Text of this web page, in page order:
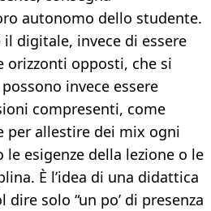
autonomo dello studente.
il digitale, invece di essere
orizzonti opposti, che si
invece essere
compresenti, come
per allestire dei mix ogni
esigenze della lezione o le
È l’idea di una didattica
dire solo “un po’ di presenza